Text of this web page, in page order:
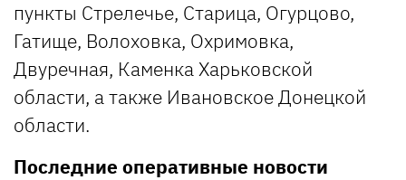
пункты Стрелечье, Старица, Огурцово,
Гатище, Волоховка, Охримовка,
Двуречная, Каменка Харьковской
области, а также Ивановское Донецкой
области.
Последние оперативные новости